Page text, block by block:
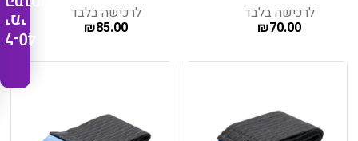
לרכישה בלבד
₪70.00
לרכישה בלבד
₪85.00 ל-40
ימי